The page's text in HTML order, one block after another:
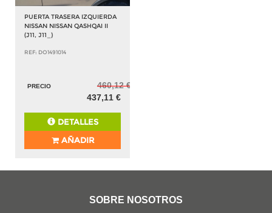
PUERTA TRASERA IZQUIERDA
NISSAN NISSAN QASHQAI II
(J11, J11_)
REF: DO1491014
PRECIO
460,12 €
437,11 €
DETALLES
AÑADIR
SOBRE NOSOTROS